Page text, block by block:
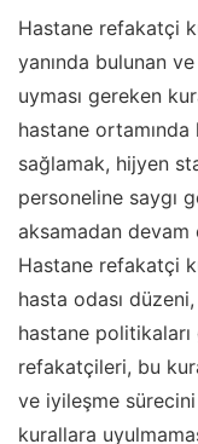
Hastane refakatçi
yanında bulunan
uyması gereken
hastane
sağlamak, hijyen
personeline saygı
aksamadan devam
Hastane refakatçi
hasta odası
hastane
refakatçileri, bu
ve iyileşme
kurallara